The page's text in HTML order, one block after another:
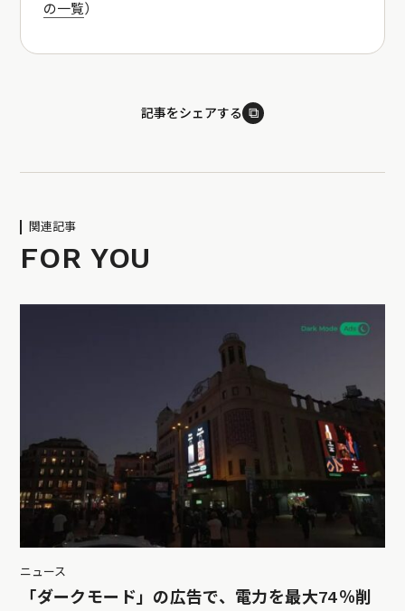
の一覧）
記事をシェアする ⧉
関連記事
FOR YOU
ニュース
「ダークモード」の広告で、電力を最大74％削